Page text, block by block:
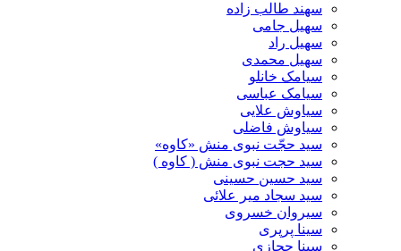
سهند طالب زاده
سهیل جامی
سهیل راد
سهیل محمدی
سیامک خانلو
سیامک عباسی
سیاوش علایی
سیاوش فاضلی
سید حجّت نبوی منش «کاوه»
سید حجت نبوی منش ( کاوه )
سید حسین حسینى
سید سجاد میر علائی
سیروان خسروی
سینا پرپری
سینا حجازی